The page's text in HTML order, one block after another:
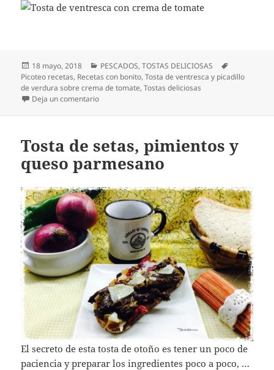
Publicado
el
18 mayo, 2018 Categorías
PESCADOS,TOSTAS DELICIOSAS
Picoteo recetas, Recetas con bonito,Tosta de ventresca y picadillo
de verdura sobre crema de tomate,Tostas deliciosas
Deja un comentarioen Tosta de ventresca y picadillo de verdura sobre
Tosta de setas, pimientos y
queso parmesano
El secreto de esta tosta de otoño es tener un poco de
paciencia y preparar los ingredientes poco a poco, …